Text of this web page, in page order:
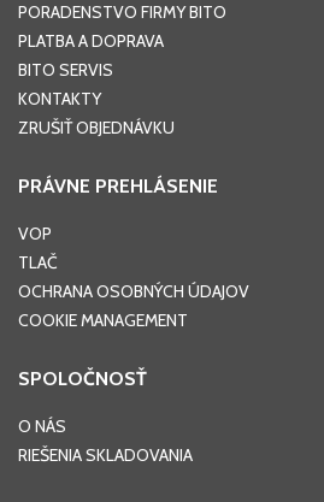
PORADENSTVO FIRMY BITO
PLATBA A DOPRAVA
BITO SERVIS
KONTAKTY
ZRUŠIŤ OBJEDNÁVKU
PRÁVNE PREHLÁSENIE
VOP
TLAČ
OCHRANA OSOBNÝCH ÚDAJOV
COOKIE MANAGEMENT
SPOLOČNOSŤ
O NÁS
RIEŠENIA SKLADOVANIA